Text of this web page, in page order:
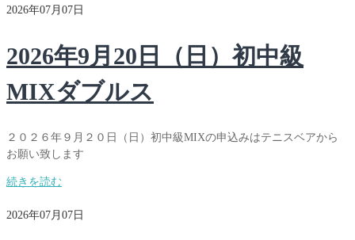
2026年07月07日
2026年9月20日（日）初中級
MIXダブルス
２０２６年９月２０日（日）初中級MIXの申込みはテニスベアから
お願い致します
続きを読む
2026年07月07日